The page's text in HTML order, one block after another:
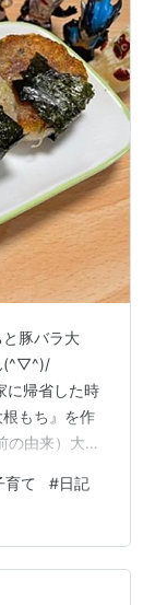
豚バラ大
(^▽^)/
に帰省した時
もち』を作
由来）大好
・顆粒だし・
ビだけです
に混ぜまし
面をこんがり
かけて頂
育て #日記